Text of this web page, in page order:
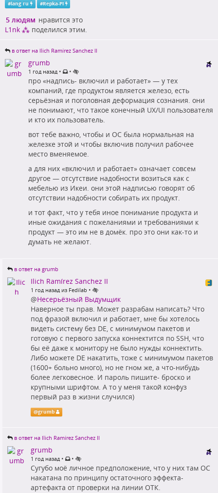
#lang ru #Repka-PI
5 людям нравится это
L1nk ⁂ поделился этим.
в ответ на Ilich Ramírez Sanchez II
grumb
1 год назад • •
про «надпись- включил и работает» — у тех
компаний, где продуктом является железо, есть
серьёзная и поголовная деформация сознания. они
не понимают, что такое конечный UX/UI пользователя
и кто их пользователь.
вот тебе важно, чтобы и ОС была нормальная на
железке этой и чтобы включив получил рабочее
место вменяемое.
а для них «включил и работает» означает совсем
другое — отсутствие надобности возиться как с
мебелью из Икеи. они этой надписью говорят об
отсутствии надобности собирать их продукт.
и тот факт, что у тебя иное понимание продукта и
иные ожидания с пожеланиями и требованиями к
продукт — это им не в домёк. про это они как-то и
думать не желают.
в ответ на grumb
Ilich Ramírez Sanchez II
1 год назад из Fedilab •
@Несерьёзный Выдумщик
Наверное ты прав. Может разрабам написать? Что
под фразой включил и работает, мне бы хотелось
видеть систему без DE, с минимумом пакетов и
готовую с первого запуска коннектится по SSH, что
бы её даже к монитору не было нужды коннектить.
Либо можете DE накатить, тоже с минимумом пакетов
(1600+ больно много), но не гном же, а что-нибудь
более легковесное. И пароль пишите- броско и
крупными шрифтом. А то у меня такой конфуз
первый раз в жизни случился)
@grumb
в ответ на Ilich Ramírez Sanchez II
grumb
1 год назад • •
Сугубо моё личное предположение, что у них там ОС
накатана по принципу остаточного эффекта-
артефакта от проверки на линии ОТК.